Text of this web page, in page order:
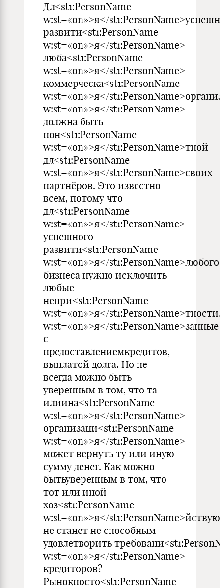
Дл<st1:PersonName
w:st=«on»>я</
развити<st1:PersonName
w:st=«on»>я</st1:PersonName>
люба<st1:PersonName
w:st=«on»>я</st1:PersonName>
коммерческа<st1:PersonName
w:st=«on»>я</
w:st=«on»>я</st1:PersonName>
должна быть
пон<st1:PersonName
w:st=«on»>я</st1:PersonName>тной
дл<st1:PersonName
w:st=«on»>я</st1:PersonName>своих
партнёров. Это известно
всем, потому что
дл<st1:PersonName
w:st=«on»>я</st1:PersonName>
успешного
развити<st1:PersonName
w:st=«on»>я</st1:PersonName>любого
бизнеса нужно исключить
любые
непри<st1:PersonName
w:st=«on»>я</
w:st=«on»>я</st1:PersonName>занные
с
предоставлениемкредитов,
выплатой долга. Но не
всегда можно быть
уверенным в том, что та
илиина<st1:PersonName
w:st=«on»>я</st1:PersonName>
организаци<st1:PersonName
w:st=«on»>я</st1:PersonName>
может вернуть ту или иную
сумму денег. Как можно
бытьуверенным в том, что
тот или иной
хоз<st1:PersonName
w:st=«on»>я</
не станет не способным
удовлетворить
w:st=«on»>я</st1:PersonName>
кредиторов?
Рынокпосто<st1:PersonName